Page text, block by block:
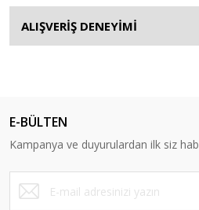
ALIŞVERİŞ DENEYİMİ
E-BÜLTEN
Kampanya ve duyurulardan ilk siz